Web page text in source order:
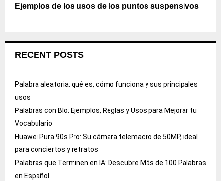
Ejemplos de los usos de los puntos suspensivos
RECENT POSTS
Palabra aleatoria: qué es, cómo funciona y sus principales
usos
Palabras con Blo: Ejemplos, Reglas y Usos para Mejorar tu
Vocabulario
Huawei Pura 90s Pro: Su cámara telemacro de 50MP, ideal
para conciertos y retratos
Palabras que Terminen en IA: Descubre Más de 100 Palabras
en Español